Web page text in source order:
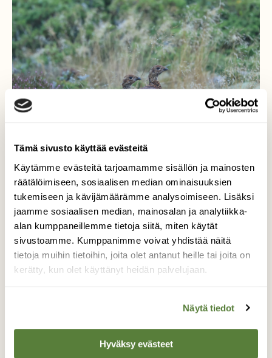
Tämä sivusto käyttää evästeitä
Käytämme evästeitä tarjoamamme sisällön ja mainosten
räätälöimiseen, sosiaalisen median ominaisuuksien
tukemiseen ja kävijämäärämme analysoimiseen. Lisäksi
jaamme sosiaalisen median, mainosalan ja analytiikka-
alan kumppaneillemme tietoja siitä, miten käytät
sivustoamme. Kumppanimme voivat yhdistää näitä
tietoja muihin tietoihin, joita olet antanut heille tai joita on
kerätty, kun olet käyttänyt heidän palvelujaan.
Näytä tiedot
Hyväksy evästeet
Linnut
Viikonloppua saaristossa viettäessäni
kohtasin 3 teereä joista tässä 2
TAKAISIN LISTAAN